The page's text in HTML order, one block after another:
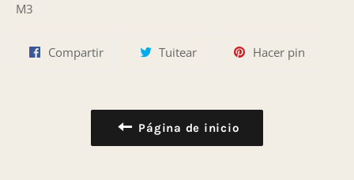
M3
CompartirCompartir TuitearTuitear
Hacer pin
Página de inicio